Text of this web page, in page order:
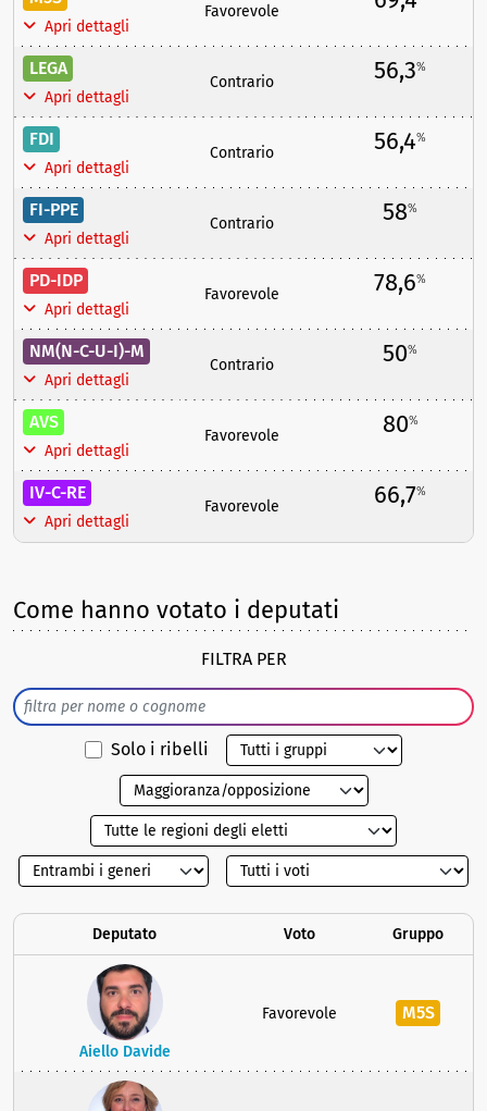
Apri dettagli
Favorevole
LEGA
Apri dettagli
Contrario 56,3%
FDI
Apri dettagli
Contrario 56,4%
FI-PPE
Apri dettagli
Contrario 58%
PD-IDP
Apri dettagli
Favorevole 78,6%
NM(N-C-U-I)-M
Apri dettagli
Contrario 50%
AVS
Apri dettagli
Favorevole 80%
IV-C-RE
Apri dettagli
Favorevole 66,7%
Come hanno votato i deputati
FILTRA PER
Solo i ribelli
Deputato Voto Gruppo
Aiello Davide
Favorevole M5S